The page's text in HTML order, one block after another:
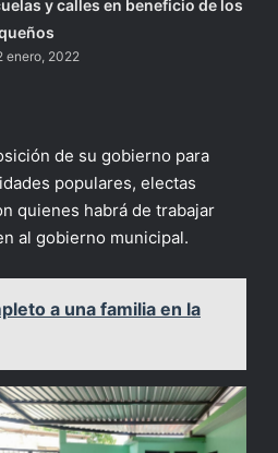
y calles en beneficio de los
enero, 2022
de su gobierno para
populares, electas
quienes habrá de trabajar
al gobierno municipal.
a una familia en la